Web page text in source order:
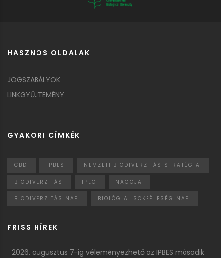
HASZNOS OLDALAK
JOGSZABÁLYOK
LINKGYŰJTEMÉNY
GYAKORI CÍMKÉK
CBD IPBES NEMZETI BIODIVERZITÁS STRATÉGIA
BIODIVERZITÁS IPLC NAGOJA
BIODIVERZITÁS NAP BIOLÓGIAI SOKFÉLESÉG NAP
FRISS HÍREK
2026. augusztus 7-ig véleményezhető az IPBES második